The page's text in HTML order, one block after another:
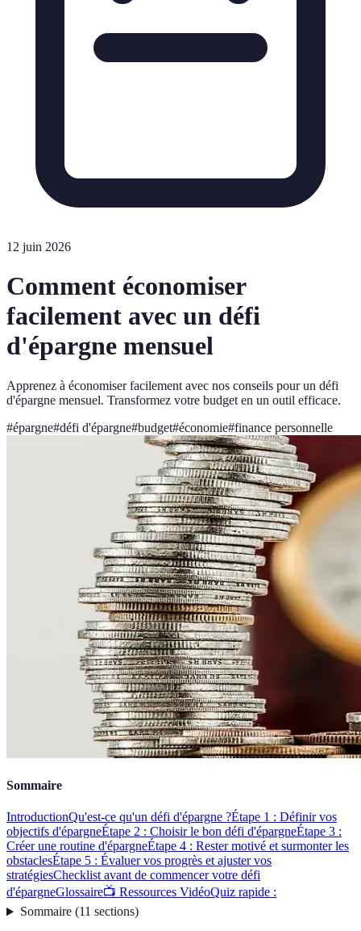
12 juin 2026
Comment économiser
facilement avec un défi
d'épargne mensuel
Apprenez à économiser facilement avec nos conseils pour un défi
d'épargne mensuel. Transformez votre budget en un outil efficace.
#épargne#défi d'épargne#budget#économie#finance personnelle
Sommaire
IntroductionQu'est-ce qu'un défi d'épargne ?Étape 1 : Définir vos
objectifs d'épargneÉtape 2 : Choisir le bon défi d'épargneÉtape 3 :
Créer une routine d'épargneÉtape 4 : Rester motivé et surmonter les
obstaclesÉtape 5 : Évaluer vos progrès et ajuster vos
stratégiesChecklist avant de commencer votre défi
d'épargneGlossaire📺 Ressources VidéoQuiz rapide :
Sommaire(11 sections)